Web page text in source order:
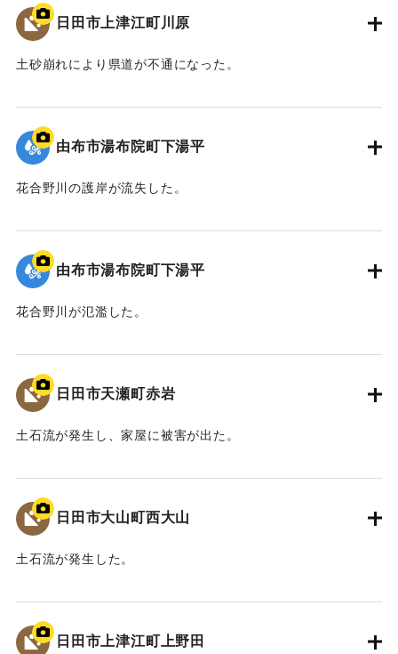
日田市上津江町川原
土砂崩れにより県道が不通になった。
2020/7/6｜固有コード:01215088
由布市湯布院町下湯平
花合野川の護岸が流失した。
2020/7/6｜固有コード:01215087
由布市湯布院町下湯平
花合野川が氾濫した。
2020/7/6｜固有コード:01215086
日田市天瀬町赤岩
土石流が発生し、家屋に被害が出た。
2020/7/6｜固有コード:01215085
日田市大山町西大山
土石流が発生した。
2020/7/6｜固有コード:01215084
日田市上津江町上野田